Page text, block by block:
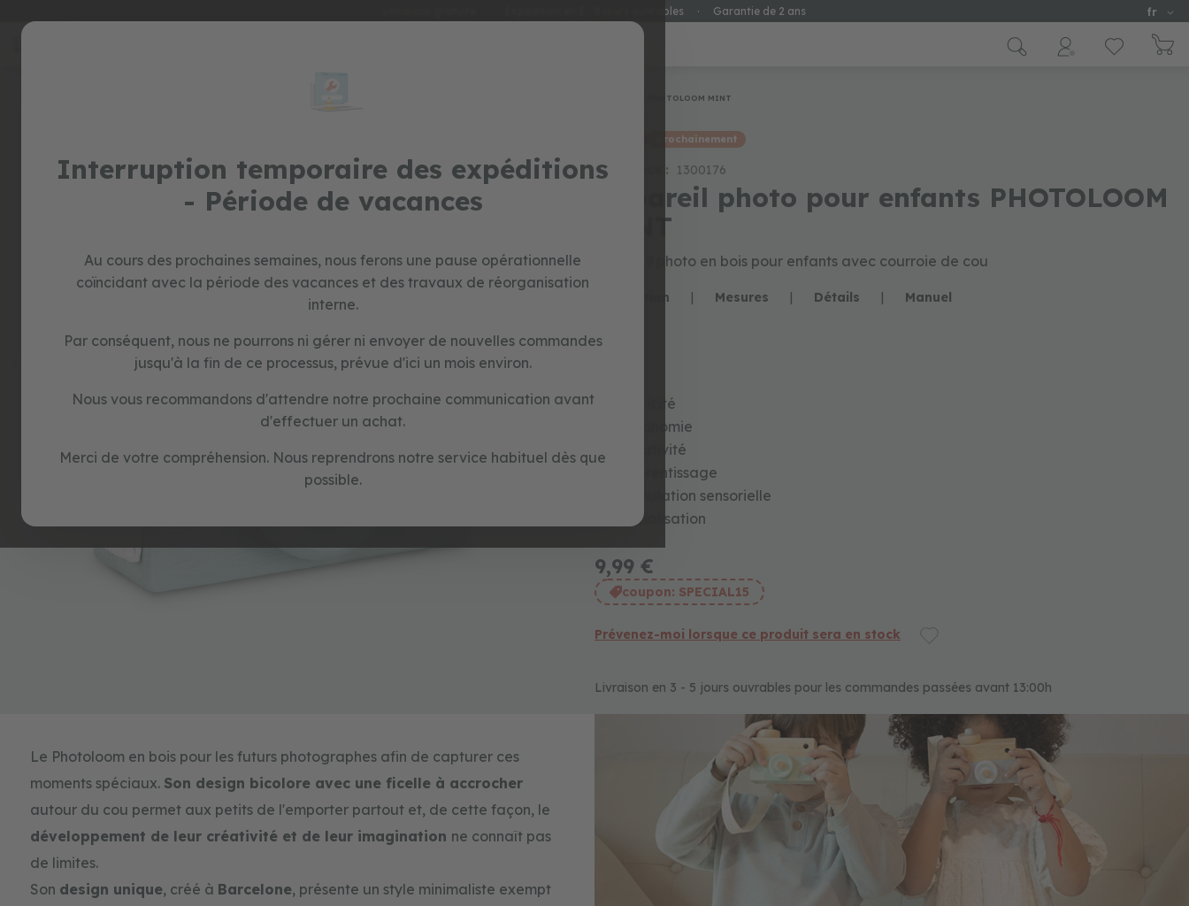
Interruption temporaire des expéditions
- Période de vacances
Au cours des prochaines semaines, nous ferons une pause opérationnelle
coïncidant avec la période des vacances et des travaux de réorganisation
interne.
Par conséquent, nous ne pourrons ni gérer ni envoyer de nouvelles commandes
jusqu'à la fin de ce processus, prévue d'ici un mois environ.
Nous vous recommandons d'attendre notre prochaine communication avant
d'effectuer un achat.
Merci de votre compréhension. Nous reprendrons notre service habituel dès que
possible.
Expédition en 3 - 5 jours ouvrables · Garantie de 2 ans
Allez
fr
pédales
éducatifs
construction
gallery
PHOTOLOOM MINT
prochainement
Référence : 1300176
appareil photo pour enfants PHOTOLOOM
MINT
Appareil photo en bois pour enfants avec courroie de cou
Description | Mesures | Détails | Manuel
Motricité
Autonomie
Créativité
Apprentissage
Stimulation sensorielle
Socialisation
9,99 €
coupon: SPECIAL15
Prévenez-moi lorsque ce produit sera en stock
Livraison en 3 - 5 jours ouvrables pour les commandes passées avant 13:00h
Le Photoloom en bois pour les futurs photographes afin de capturer ces
moments spéciaux. Son design bicolore avec une ficelle à accrocher
autour du cou permet aux petits de l'emporter partout et, de cette façon, le
développement de leur créativité et de leur imagination ne connaît pas
de limites.
Son design unique, créé à Barcelone, présente un style minimaliste exempt